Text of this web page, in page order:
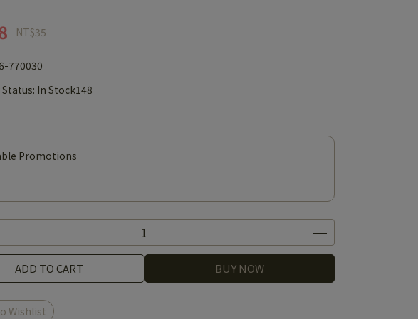
NT$35
770030
In Stock148
Promotions
ADD TO CART BUY NOW
Wishlist